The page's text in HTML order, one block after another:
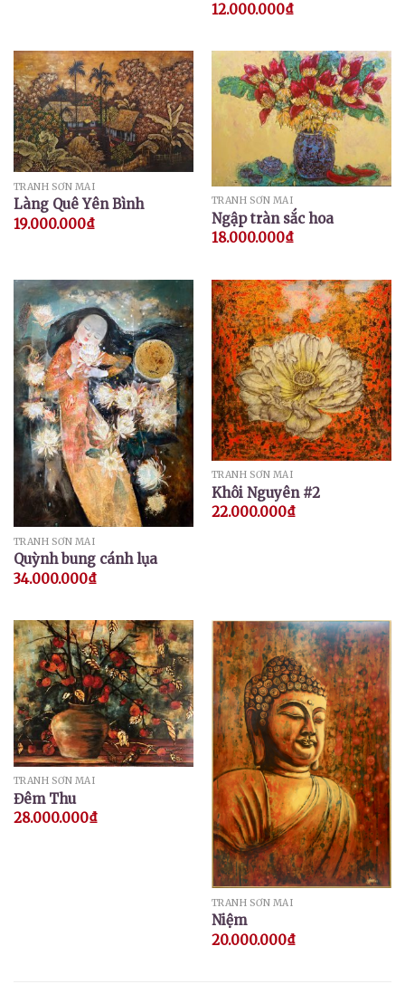
12.000.000₫
TRANH SƠN MÀI
Làng Quê Yên Bình
19.000.000₫
TRANH SƠN MÀI
Ngập tràn sắc hoa
18.000.000₫
TRANH SƠN MÀI
Quỳnh bung cánh lụa
34.000.000₫
TRANH SƠN MÀI
Khôi Nguyên #2
22.000.000₫
TRANH SƠN MÀI
Đêm Thu
28.000.000₫
TRANH SƠN MÀI
Niệm
20.000.000₫